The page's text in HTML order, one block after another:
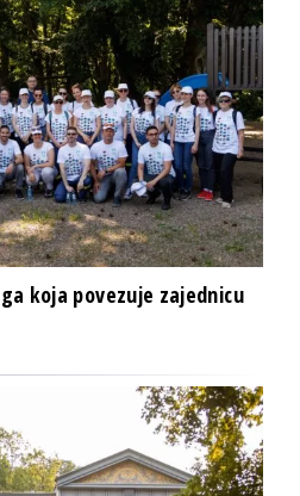
koja povezuje zajednicu